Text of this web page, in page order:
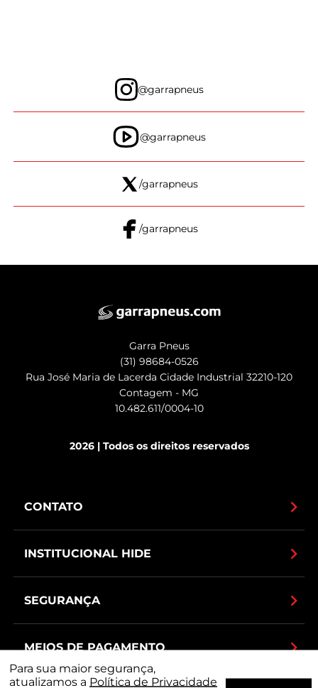
Para sua maior segurança,
atualizamos a Política de Privacidade
@garrapneus
@garrapneus
/garrapneus
/garrapneus
Garra Pneus
(31) 98684-0526
Rua José Maria de Lacerda Cidade Industrial 32210-120
Contagem - MG
10.482.611/0004-10
2026 | Todos os direitos reservados
CONTATO
INSTITUCIONAL HIDE
SEGURANÇA
MEIOS DE PAGAMENTO